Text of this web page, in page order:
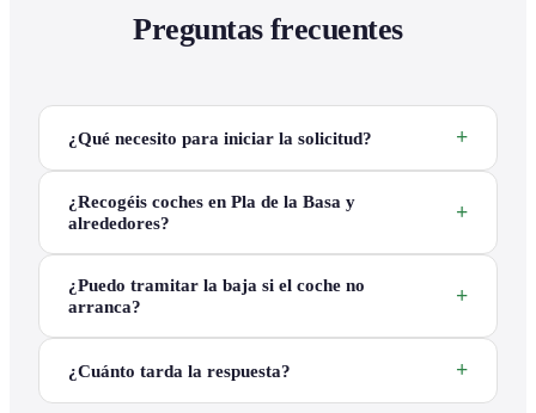
Preguntas frecuentes
¿Qué necesito para iniciar la solicitud?
¿Recogéis coches en Pla de la Basa y
alrededores?
¿Puedo tramitar la baja si el coche no
arranca?
¿Cuánto tarda la respuesta?